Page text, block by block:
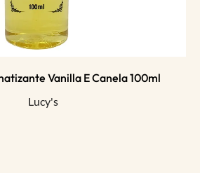
Vanilla E Canela 100ml
Lucy's